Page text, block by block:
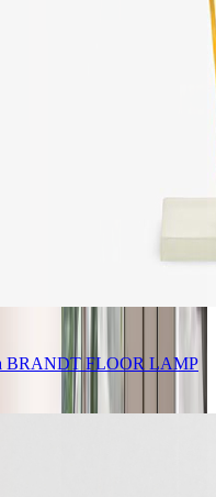
BRANDT FLOOR LAMP